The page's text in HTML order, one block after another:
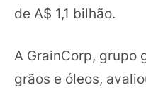
de A$ 1,1 bilhão.
A GrainCorp, grupo
grãos e óleos,